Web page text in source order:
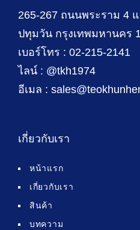
265-267 ถนนพระราม 4
ปทุมวัน กรุงเทพมหานคร
เบอร์โทร : 02-215-2141
ไลน์ : @tkh1974
อีเมล :
เกี่ยวกับเรา
หน้าแรก
เกี่ยวกับเรา
สินค้า
บทความ